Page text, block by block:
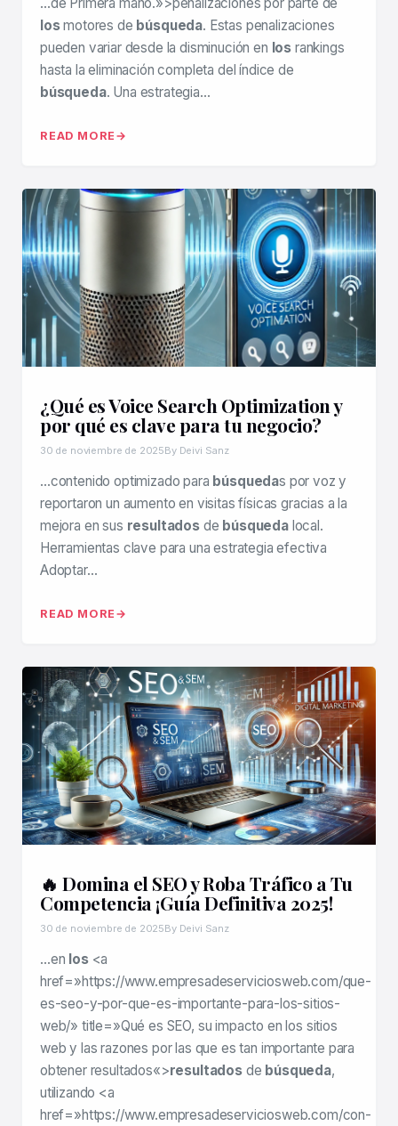
losmotores de búsqueda. Estas penalizaciones
pueden variar desde la disminución en los rankings
hasta la eliminación completa del índice de
búsqueda. Una estrategia…
READ MORE
¿Qué es Voice Search Optimization y
por qué es clave para tu negocio?
30 de noviembre de 2025By Deivi Sanz
…contenido optimizado para búsquedas por voz y
reportaron un aumento en visitas físicas gracias a la
mejora en sus resultadosde búsquedalocal.
Herramientas clave para una estrategia efectiva
Adoptar…
READ MORE
🔥 Domina el SEO y Roba Tráfico a Tu
Competencia ¡Guía Definitiva 2025!
30 de noviembre de 2025By Deivi Sanz
…en los<a
href=»https://www.empresadeserviciosweb.com/que-
es-seo-y-por-que-es-importante-para-los-sitios-
web/» title=»Qué es SEO, su impacto en los sitios
web y las razones por las que es tan importante para
obtener resultados«>resultadosde búsqueda,
utilizando <a
href=»https://www.empresadeserviciosweb.com/con-